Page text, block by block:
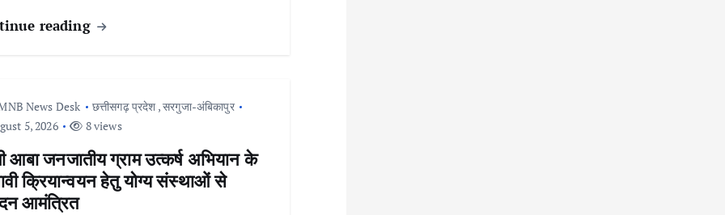
reading
News Desk छत्तीसगढ़ प्रदेश ,सरगुजा-अंबिकापुर
5, 2026
8 views
आबा जनजातीय ग्राम उत्कर्ष अभियान के
क्रियान्वयन हेतु योग्य संस्थाओं से
आमंत्रित